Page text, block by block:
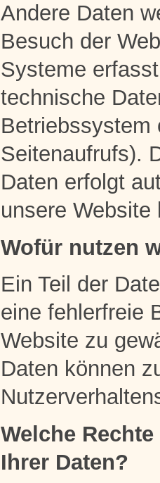
Andere Daten
Besuch der
Systeme
technische
Betriebssystem
Seitenaufrufs).
Daten erfolgt
unsere Website
Wofür nutzen
Ein Teil der
eine fehlerfreie
Website zu
Daten können
Welche
Ihrer Daten?